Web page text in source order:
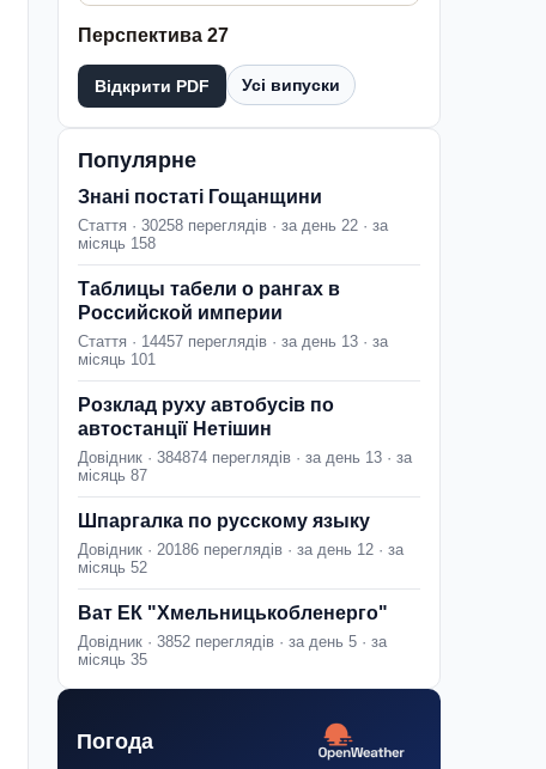
Перспектива 27
Відкрити PDF Усі випуски
Популярне
Знані постаті Гощанщини
Стаття · 30258 переглядів · за день 22 · за
місяць 158
Таблицы табели о рангах в
Российской империи
Стаття · 14457 переглядів · за день 13 · за
місяць 101
Розклад руху автобусів по
автостанції Нетішин
Довідник · 384874 переглядів · за день 13 · за
місяць 87
Шпаргалка по русскому языку
Довідник · 20186 переглядів · за день 12 · за
місяць 52
Ват ЕК "Хмельницькобленерго"
Довідник · 3852 переглядів · за день 5 · за
місяць 35
Погода